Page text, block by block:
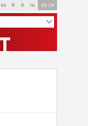
es fr it ru zh-cn